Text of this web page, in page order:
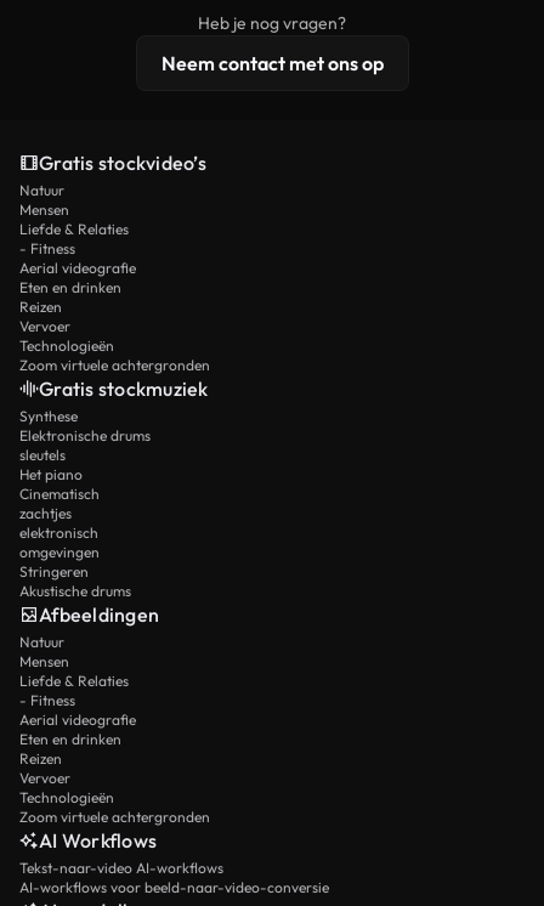
licentiebescherming omvat.
Heb je nog vragen?
Neem contact met ons op
Gratis stockvideo’s
Natuur
Mensen
Liefde & Relaties
- Fitness
Aerial videografie
Eten en drinken
Reizen
Vervoer
Technologieën
Zoom virtuele achtergronden
Gratis stockmuziek
Synthese
Elektronische drums
sleutels
Het piano
Cinematisch
zachtjes
elektronisch
omgevingen
Stringeren
Akustische drums
Afbeeldingen
Natuur
Mensen
Liefde & Relaties
- Fitness
Aerial videografie
Eten en drinken
Reizen
Vervoer
Technologieën
Zoom virtuele achtergronden
AI Workflows
Tekst-naar-video AI-workflows
AI-workflows voor beeld-naar-video-conversie